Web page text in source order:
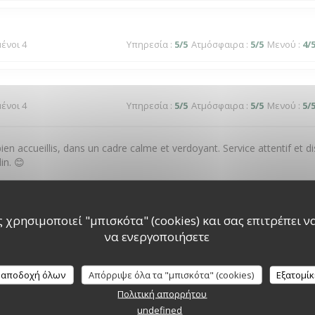
"μπισκότα" (cookies) και σας επιτρέπει να
να ενεργοποιήσετε
αποδοχή όλων Απόρριψε όλα τα "μπισκότα" (cookies)
Πολιτική απορρήτου
undefined
4 Υπηρεσία: 5/5 Ατμόσφαιρα: 5/5 Μενού : 4/5
4 Υπηρεσία: 5/5 Ατμόσφαιρα: 5/5 Μενού : 5/5
accueillis, dans un cadre calme et verdoyant. Service attentif et
😊
2 Υπηρεσία: 5/5 Ατμόσφαιρα :5/5 Μενού: 5/5
3 Υπηρεσία:5/5 Ατμόσφαιρα:5/5 Μενού:5/5